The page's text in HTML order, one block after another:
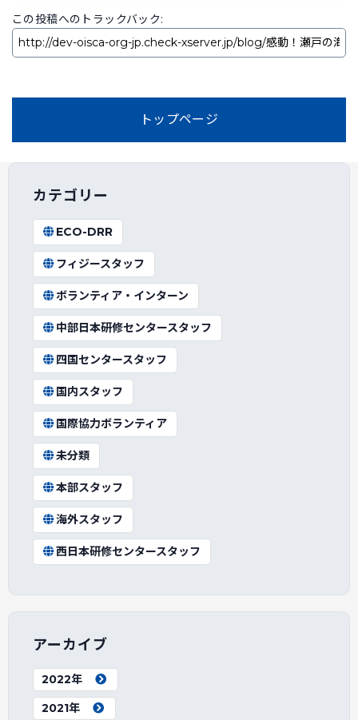
この投稿へのトラックバック:
トップページ
カテゴリー
ECO-DRR
フィジースタッフ
ボランティア・インターン
中部日本研修センタースタッフ
四国センタースタッフ
国内スタッフ
国際協力ボランティア
未分類
本部スタッフ
海外スタッフ
西日本研修センタースタッフ
アーカイブ
2022年
2021年